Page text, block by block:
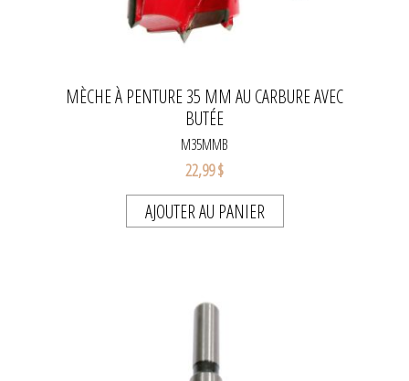
MÈCHE À PENTURE 35 MM AU CARBURE AVEC
BUTÉE
M35MMB
22,99 $
AJOUTER AU PANIER